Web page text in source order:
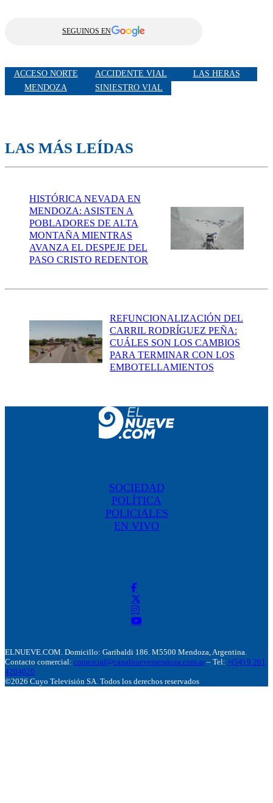
SEGUINOS EN
ACCESO NORTE ACCIDENTE VIAL
LAS HERAS
MENDOZA
SINIESTRO VIAL
LAS MÁS LEÍDAS
HISTÓRICA NEVADA EN
MENDOZA: ASISTEN A
POBLADORES DE ALTA
MONTAÑA MIENTRAS
AVANZA EL DESPEJE DEL
PASO CRISTO REDENTOR
REFUNCIONALIZACIÓN DEL
CARRIL RODRÍGUEZ PEÑA:
CUÁLES SON LOS CAMBIOS
PARA TERMINAR CON LOS
EMBOTELLAMIENTOS
SOCIEDAD
POLÍTICA
POLICIALES
EN VIVO
ELNUEVE.COM. Domicillo: Garibaldi 186. M5500 Mendoza, Argentina.
Contacto comercial: comercial@canalnuevemendoza.com.ar – Tel: +(54) 9 261
4204020
©2026 Cuyo Televisión SA. Todos los derechos reservados